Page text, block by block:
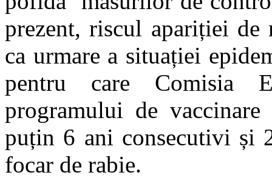
prezent, riscul apariției
ca urmare a situației
pentru care Comisia
programului de
puțin 6 ani consecutivi și
focar de rabie.